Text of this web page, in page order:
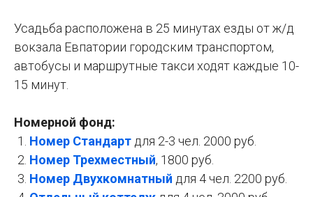
Усадьба расположена в 25 минутах езды от ж/д
вокзала Евпатории городским транспортом,
автобусы и маршрутные такси ходят каждые 10-
15 минут.
Номерной фонд:
Номер Стандарт для 2-3 чел. 2000 руб.
Номер Трехместный, 1800 руб.
Номер Двухкомнатный для 4 чел. 2200 руб.